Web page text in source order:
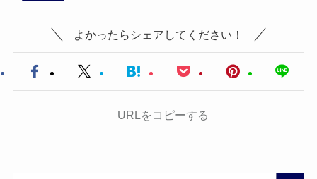
よかったらシェアしてください！
URLをコピーする